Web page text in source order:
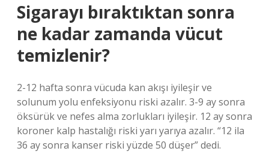
Sigarayı bıraktıktan sonra
ne kadar zamanda vücut
temizlenir?
2-12 hafta sonra vücuda kan akışı iyileşir ve
solunum yolu enfeksiyonu riski azalır. 3-9 ay sonra
öksürük ve nefes alma zorlukları iyileşir. 12 ay sonra
koroner kalp hastalığı riski yarı yarıya azalır. “12 ila
36 ay sonra kanser riski yüzde 50 düşer” dedi.